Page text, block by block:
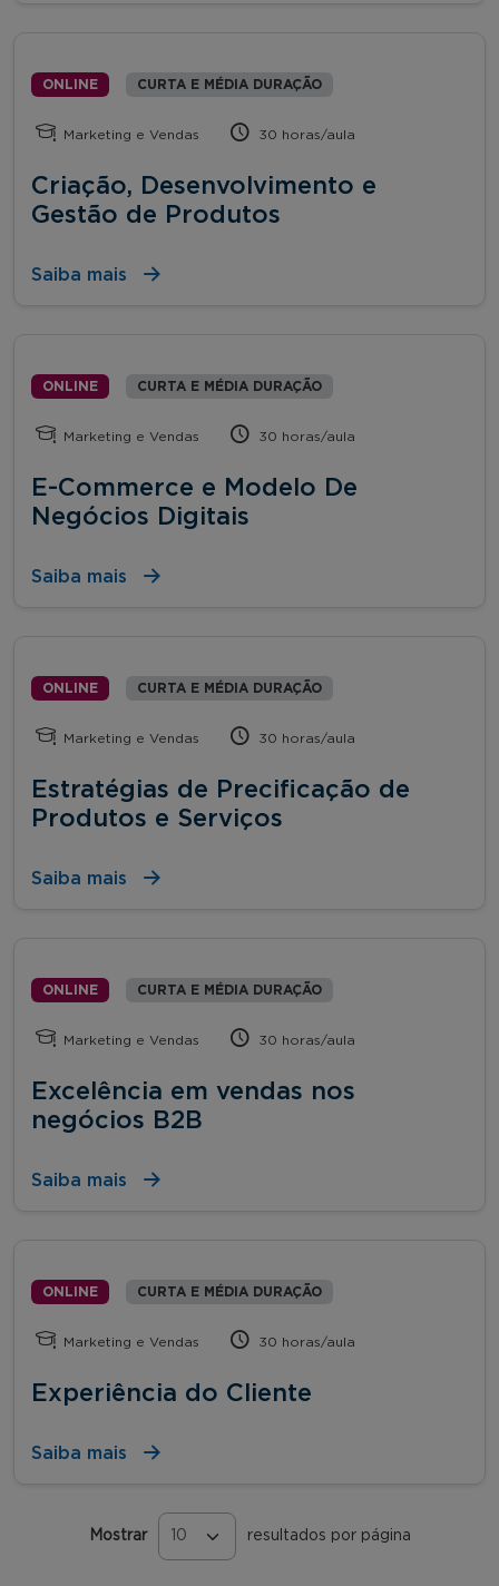
ONLINE CURTA E MÉDIA DURAÇÃO
Marketing e Vendas 30 horas/aula
Criação, Desenvolvimento e
Gestão de Produtos
Saiba mais
ONLINE CURTA E MÉDIA DURAÇÃO
Marketing e Vendas 30 horas/aula
E-Commerce e Modelo De
Negócios Digitais
Saiba mais
ONLINE CURTA E MÉDIA DURAÇÃO
Marketing e Vendas 30 horas/aula
Estratégias de Precificação de
Produtos e Serviços
Saiba mais
ONLINE CURTA E MÉDIA DURAÇÃO
Marketing e Vendas 30 horas/aula
Excelência em vendas nos
negócios B2B
Saiba mais
ONLINE CURTA E MÉDIA DURAÇÃO
Marketing e Vendas 30 horas/aula
Experiência do Cliente
Saiba mais
Mostrar resultados por página